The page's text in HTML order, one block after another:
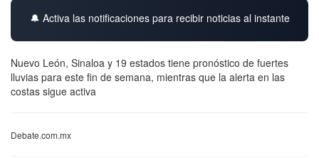
🔔 Activa las notificaciones para recibir noticias al instante
Nuevo León, Sinaloa y 19 estados tiene pronóstico de fuertes
lluvias para este fin de semana, mientras que la alerta en las
costas sigue activa
Debate.com.mx